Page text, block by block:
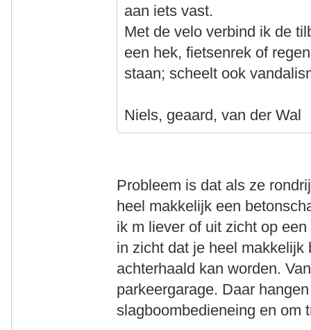
aan iets vast.
Met de velo verbind ik de
een hek, fietsenrek of
staan; scheelt ook
Niels, geaard, van der Wal
Probleem is dat als ze
heel makkelijk een
ik m liever of uit zicht op
in zicht dat je heel
achterhaald kan worden.
parkeergarage. Daar
slagboombedieneing en om